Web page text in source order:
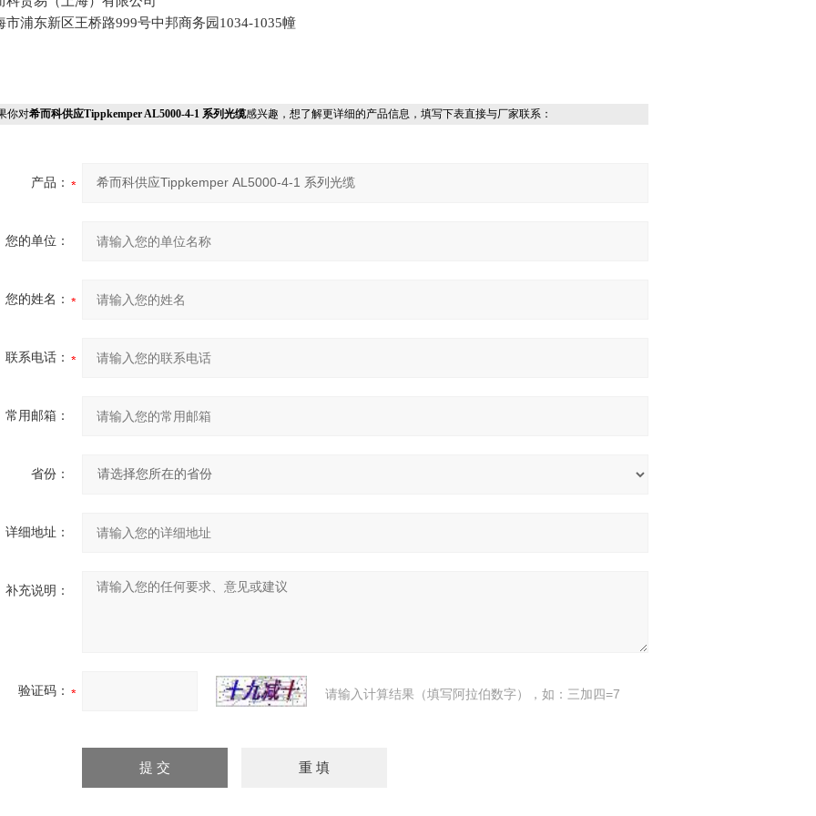
市浦东新区王桥路999号中邦商务园1034-1035幢
你对希而科供应Tippkemper AL5000-4-1 系列光缆感兴趣，想了解更详细的产品信息，填写下表直接与厂家联系：
产品：
您的单位：
您的姓名：
联系电话：
常用邮箱：
省份：
详细地址：
补充说明：
验证码： 请输入计算结果（填写阿拉伯数字），如：三加四=7